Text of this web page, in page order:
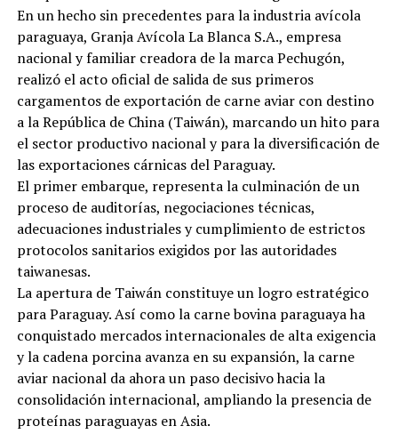
En un hecho sin precedentes para la industria avícola
paraguaya, Granja Avícola La Blanca S.A., empresa
nacional y familiar creadora de la marca Pechugón,
realizó el acto oficial de salida de sus primeros
cargamentos de exportación de carne aviar con destino
a la República de China (Taiwán), marcando un hito para
el sector productivo nacional y para la diversificación de
las exportaciones cárnicas del Paraguay.
El primer embarque, representa la culminación de un
proceso de auditorías, negociaciones técnicas,
adecuaciones industriales y cumplimiento de estrictos
protocolos sanitarios exigidos por las autoridades
taiwanesas.
La apertura de Taiwán constituye un logro estratégico
para Paraguay. Así como la carne bovina paraguaya ha
conquistado mercados internacionales de alta exigencia
y la cadena porcina avanza en su expansión, la carne
aviar nacional da ahora un paso decisivo hacia la
consolidación internacional, ampliando la presencia de
proteínas paraguayas en Asia.